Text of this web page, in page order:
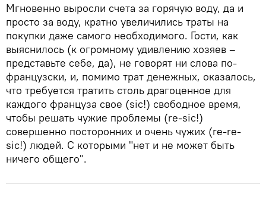
Мгновенно выросли счета за горячую воду, да и
просто за воду, кратно увеличились траты на
покупки даже самого необходимого. Гости, как
выяснилось (к огромному удивлению хозяев –
представьте себе, да), не говорят ни слова по-
французски, и, помимо трат денежных, оказалось,
что требуется тратить столь драгоценное для
каждого француза свое (sic!) свободное время,
чтобы решать чужие проблемы (re-sic!)
совершенно посторонних и очень чужих (re-re-
sic!) людей. С которыми "нет и не может быть
ничего общего".